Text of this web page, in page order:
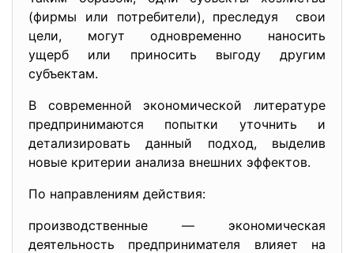
(фирмы или потребители), преследуя свои
цели, могут одновременно наносить
ущерб или приносить выгоду другим
субъектам.
В современной экономической литературе
предпринимаются попытки уточнить и
детализировать данный подход, выделив
новые критерии анализа внешних эффектов.
По направлениям действия:
производственные — экономическая
деятельность предпринимателя влияет на